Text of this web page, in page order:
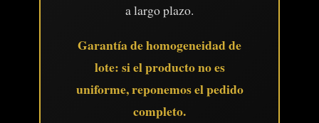
a largo plazo.
Garantía de homogeneidad de
lote: si el producto no es
uniforme, reponemos el pedido
completo.